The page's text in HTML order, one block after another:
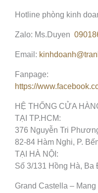
Hotline phòng kinh
Zalo: Ms.Duyen
Email:
Fanpage:
https://
HỆ THỐNG CỬA
TẠI TP.HCM:
376 Nguyễn Tri
82-84 Hàm Nghi, P.
TẠI HÀ NỘI:
Số 3/131 Hồng Hà, Ba
Grand Castella –